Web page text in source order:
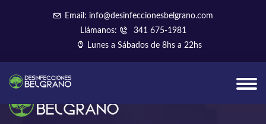
Email: info@desinfeccionesbelgrano.com
Llámanos:
341 675-1981
Lunes a Sábados de 8hs a 22hs